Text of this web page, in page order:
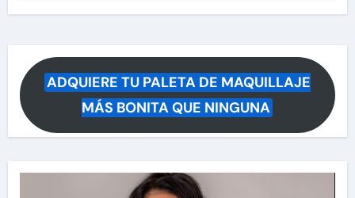
ADQUIERE TU PALETA DE MAQUILLAJE
MÁS BONITA QUE NINGUNA